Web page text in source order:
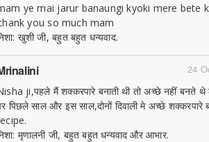
ye mai jarur banaungi kyoki mere bete
you so much mam
खुशी जी, बहुत बहुत धन्यवाद.
24
ji,पहले मैं शक्करपारे बनाती थी तो अच्छे नहीं बनते थे
पिछले साल और इस साल,दोनों दिवाली मे अच्छे
मृणालनी जी, बहुत बहुत धन्यवाद और आभार.